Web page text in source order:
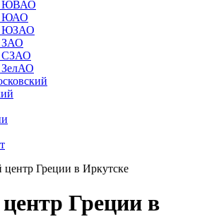
ЮАО
Греции в Иркутске
Греции в